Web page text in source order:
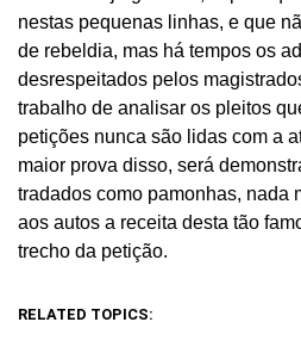
nestas pequenas linhas, e que
de rebeldia, mas há tempos os
desrespeitados pelos
trabalho de analisar os pleitos
petições nunca são lidas com a
maior prova disso, será
tradados como pamonhas, nada
aos autos a receita desta tão
trecho da petição.
RELATED TOPICS: